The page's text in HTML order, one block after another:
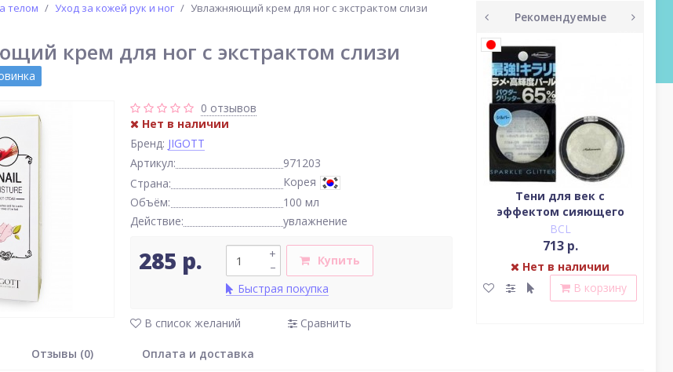
телом Уход за кожей рук и ног
Увлажняющий крем для ног с экстрактом слизи
крем для ног с экстрактом слизи
0 отзывов
Нет в наличии
Бренд: JIGOTT
Артикул:
971203
Страна:
Корея
Объём:
100 мл
Действие:
увлажнение
285 р. –
+
Купить
Быстрая покупка
В список желаний Сравнить
Рекомендуемые
насыщенный черный)
2 379 р.
Нет в наличии
Тени для век c
эффектом сияющего
блеска (серебро)
BCL
713 р.
Нет в наличии
В корзину
Отзывы (0) Оплата и доставка